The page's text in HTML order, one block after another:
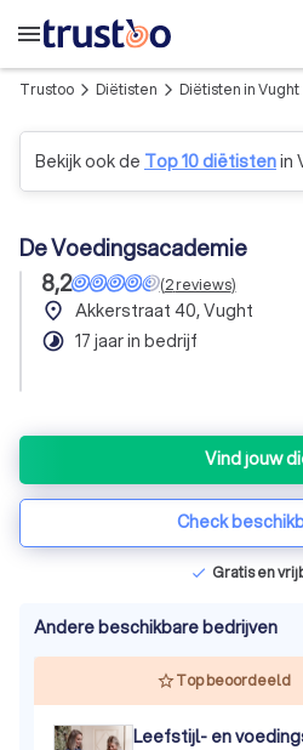
menu
Trustoo arrow_forward_ios Diëtisten arrow_forward_ios Diëtisten in Vught
Bekijk ook de Top 10 diëtistenin
De Voedingsacademie
8,2
(2reviews)
place Akkerstraat 40, Vught
timelapse 17 jaar in bedrijf
Vind jouw
Check
check Gratis en
Andere beschikbare bedrijven
Top beoordeeld